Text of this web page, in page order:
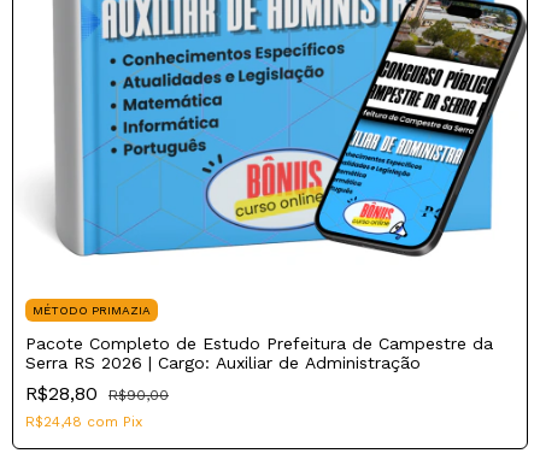
MÉTODO PRIMAZIA
Pacote Completo de Estudo Prefeitura de Campestre da
Serra RS 2026 | Cargo: Auxiliar de Administração
R$28,80
R$90,00
R$24,48 com Pix